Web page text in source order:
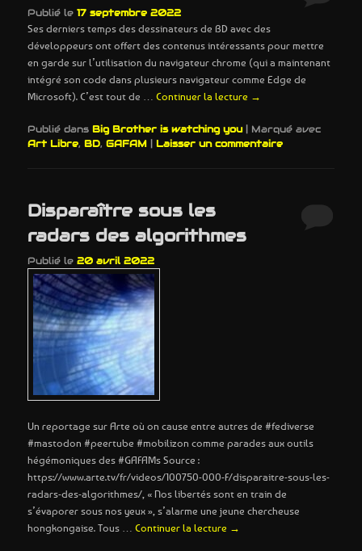
Publié le17 septembre 2022
Ses derniers temps des dessinateurs de BD avec des
développeurs ont offert des contenus intéressants pour mettre
en garde sur l’utilisation du navigateur chrome (qui a maintenant
intégré son code dans plusieurs navigateur comme Edge de
Microsoft). C’est tout de …Continuer la lecture →
Publié dans Big Brother is watching you | Marqué avec
Art Libre,BD,GAFAM |Laisser un commentaire
Disparaître sous les
radars des algorithmes
Publié le20 avril 2022
Un reportage sur Arte où on cause entre autres de #fediverse
#mastodon #peertube #mobilizon comme parades aux outils
hégémoniques des #GAFAMs Source :
https://www.arte.tv/fr/videos/100750-000-F/disparaitre-sous-les-
radars-des-algorithmes/, « Nos libertés sont en train de
s’évaporer sous nos yeux », s’alarme une jeune chercheuse
hongkongaise. Tous …Continuer la lecture →